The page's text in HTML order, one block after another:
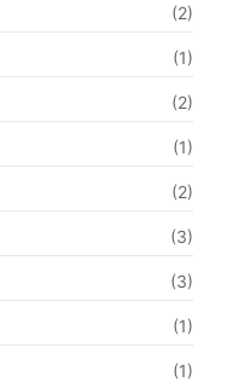
(2)
(1)
(2)
(1)
(2)
(3)
(3)
(1)
(1)